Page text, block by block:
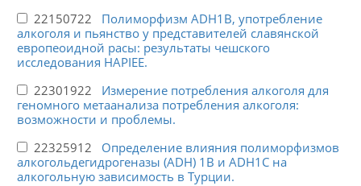
22150722 Полиморфизм ADH1B, употребление
алкоголя и пьянство у представителей славянской
европеоидной расы: результаты чешского
исследования HAPIEE.
22301922 Измерение потребления алкоголя для
геномного метаанализа потребления алкоголя:
возможности и проблемы.
22325912 Определение влияния полиморфизмов
алкогольдегидрогеназы (ADH) 1B и ADH1C на
алкогольную зависимость в Турции.